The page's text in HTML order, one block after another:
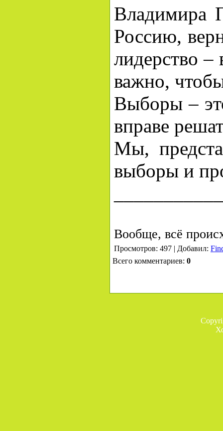
Владимира
Россию,
лидерство –
важно,
Выборы –
вправе
Мы,
выборы и
Вообще, всё
Просмотров: 497 | Добавил:
Всего комментариев: 0